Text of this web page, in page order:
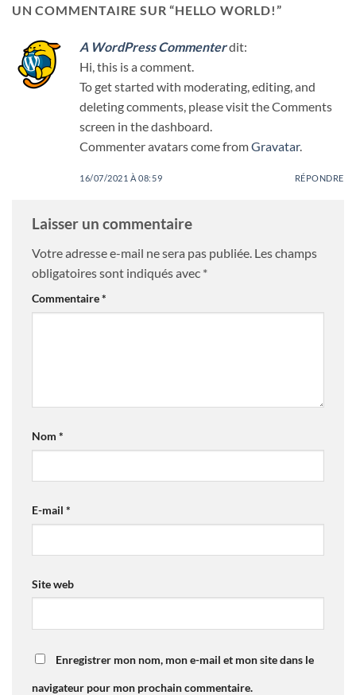
UN COMMENTAIRE SUR “HELLO WORLD!”
A WordPress Commenterdit:
Hi, this is a comment.
To get started with moderating, editing, and
deleting comments, please visit the Comments
screen in the dashboard.
Commenter avatars come fromGravatar.
16/07/2021 À 08:59 RÉPONDRE
Laisser un commentaire
Votre adresse e-mail ne sera pas publiée. Les champs
obligatoires sont indiqués avec *
Commentaire*
Nom *
E-mail *
Site web
Enregistrer mon nom, mon e-mail et mon site dans le
navigateur pour mon prochain commentaire.